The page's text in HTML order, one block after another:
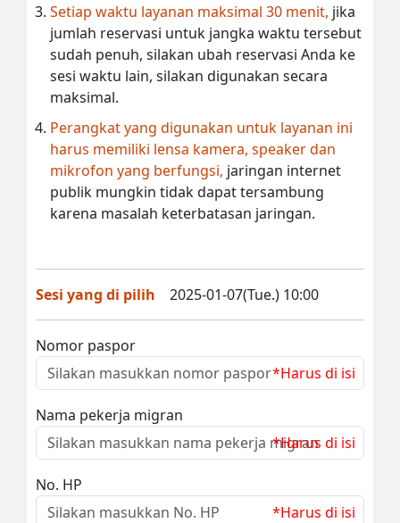
Setiap waktu layanan maksimal 30 menit, jika
jumlah reservasi untuk jangka waktu tersebut
sudah penuh, silakan ubah reservasi Anda ke
sesi waktu lain, silakan digunakan secara
maksimal.
Perangkat yang digunakan untuk layanan ini
harus memiliki lensa kamera, speaker dan
mikrofon yang berfungsi, jaringan internet
publik mungkin tidak dapat tersambung
karena masalah keterbatasan jaringan.
Sesi yang di pilih 2025-01-07(Tue.) 10:00
Nomor paspor
*Harus di isi
Nama pekerja migran
*Harus di isi
No. HP
*Harus di isi